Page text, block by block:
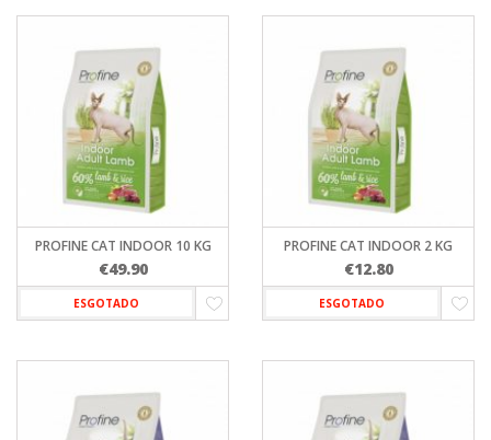
PROFINE CAT INDOOR 10 KG
€49.90
ESGOTADO
PROFINE CAT INDOOR 2 KG
€12.80
ESGOTADO